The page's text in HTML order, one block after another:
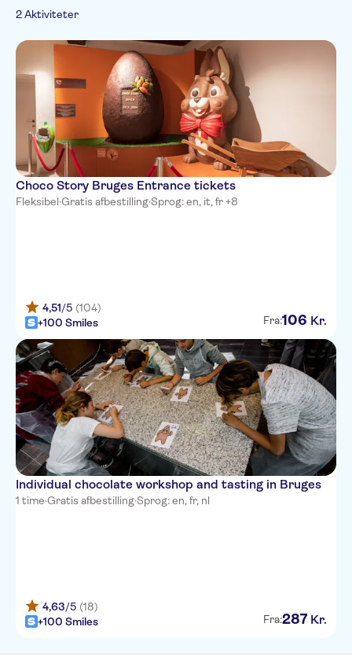
Prøvesmagninger
og middage
German
Italian
Japanese
Portuguese
Russian
2 Aktiviteter
Choco Story Bruges Entrance tickets
Fleksibel·Gratis afbestilling·Sprog: en, it, fr +8
4,51/5 (104)
+100 Smiles
Fra:106 Kr.
Individual chocolate workshop and tasting in Bruges
1 time·Gratis afbestilling·Sprog: en, fr, nl
4,63/5 (18)
+100 Smiles
Fra:287 Kr.